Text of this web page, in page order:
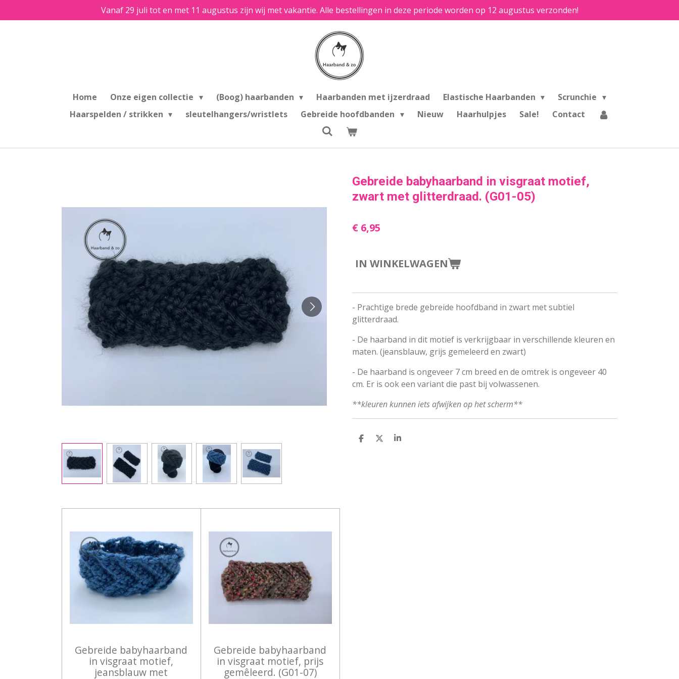
direct
Vanaf 29 juli tot en met 11 augustus zijn wij met vakantie. Alle bestellingen in deze periode worden op 12 augustus verzonden!
Home Onze eigen collectie (Boog) haarbanden Haarbanden met ijzerdraad Elastische Haarbanden
Scrunchie
Haarspelden / strikken
sleutelhangers/wristlets Gebreide hoofdbanden Nieuw Haarhulpjes Sale! Contact
Gebreide babyhaarband in visgraat motief,
zwart met glitterdraad. (G01-05)
€ 6,95
IN WINKELWAGEN
- Prachtige brede gebreide hoofdband in zwart met subtiel
glitterdraad.
- De haarband in dit motief is verkrijgbaar in verschillende kleuren en
maten. (jeansblauw, grijs gemeleerd en zwart)
- De haarband is ongeveer 7 cm breed en de omtrek is ongeveer 40
cm. Er is ook een variant die past bij volwassenen.
**kleuren kunnen iets afwijken op het scherm**
D
D
S
Gebreide babyhaarband
in visgraat motief,
jeansblauw met
Gebreide babyhaarband
in visgraat motief, prijs
gemêleerd. (G01-07)